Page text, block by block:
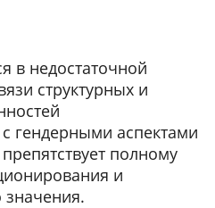
в недостаточной
структурных и
гендерными аспектами
полному
и
значения.